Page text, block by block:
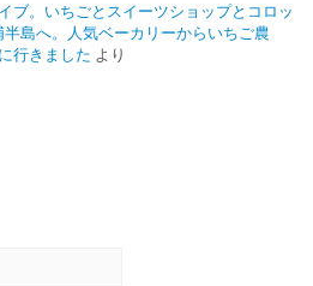
ブ。いちごとスイーツショップとコロッ
島へ。人気ベーカリーからいちご農
行きました より